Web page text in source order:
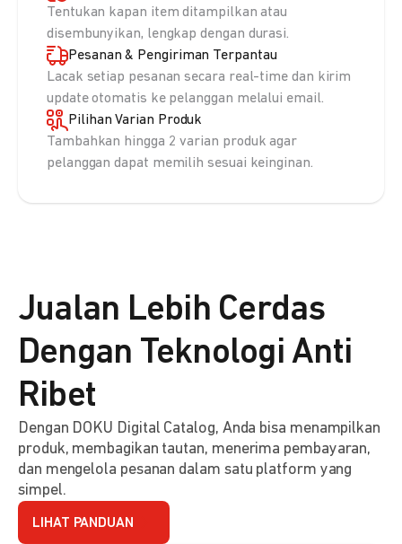
Tentukan kapan item ditampilkan atau
disembunyikan, lengkap dengan durasi.
Pesanan & Pengiriman Terpantau
Lacak setiap pesanan secara real-time dan kirim
update otomatis ke pelanggan melalui email.
Pilihan Varian Produk
Tambahkan hingga 2 varian produk agar
pelanggan dapat memilih sesuai keinginan.
Jualan Lebih Cerdas
Dengan Teknologi Anti
Ribet
Dengan DOKU Digital Catalog, Anda bisa menampilkan
produk, membagikan tautan, menerima pembayaran,
dan mengelola pesanan dalam satu platform yang
simpel.
LIHAT PANDUAN